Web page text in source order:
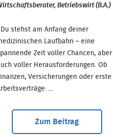
Betriebswirt (B.A.)
Du stehst am Anfang deiner
Laufbahn – eine
Zeit voller Chancen, aber
voller Herausforderungen. Ob
Versicherungen oder erste
...
Zum Beitrag